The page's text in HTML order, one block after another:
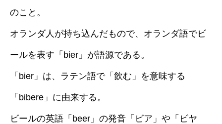
のこと。
オランダ人が持ち込んだもので、オランダ語でビ
ールを表す「bier」が語源である。
「bier」は、ラテン語で「飲む」を意味する
「bibere」に由来する。
ビールの英語「beer」の発音「ビア」や「ビヤ